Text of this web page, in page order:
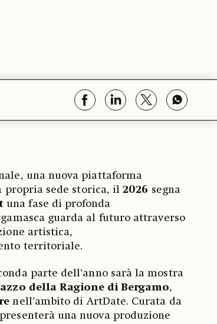
una nuova piattaforma
propria sede storica, il2026 segna
una fase di profonda
guarda al futuro attraverso
artistica,
territoriale.
parte dell’anno sarà la mostra
della Ragione di Bergamo,
nell’ambito di ArtDate. Curata da
una nuova produzione